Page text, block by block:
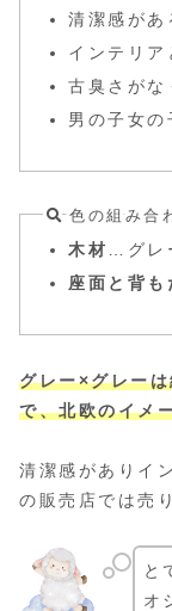
清潔感があ
インテリア
古臭さがな
男の子女の
色の組み合
木材
…グレ
座面と背も
グレー×グレー
で、北欧のイメ
清潔感がありイ
の販売店では売
と
オ